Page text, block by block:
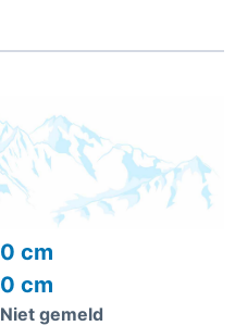
0 cm
0 cm
Niet gemeld